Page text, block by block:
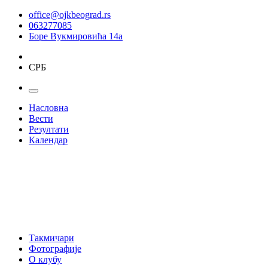
office@ojkbeograd.rs
063277085
Боре Вукмировића 14а
СРБ
Насловна
Вести
Резултати
Календар
Такмичари
Фотографије
О клубу